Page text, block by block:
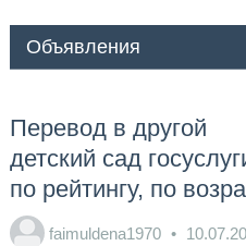
Объявления
Перевод в другой
детский сад
по рейтингу, по
faimuldena1970